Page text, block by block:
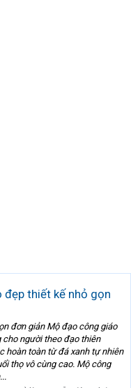
thiết kế nhỏ gọn
đơn giản Mộ đạo công giáo
người theo đạo thiên
hoàn toàn từ đá xanh tự nhiên
thọ vô cùng cao. Mộ công